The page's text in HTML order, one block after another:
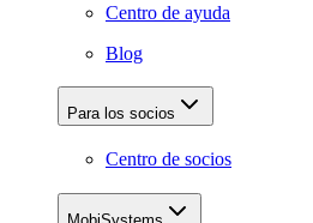
Centro de ayuda
Blog
Para los socios
Centro de socios